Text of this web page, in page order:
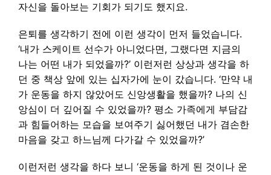
자신을 돌아보는 기회가 되기도 했지요.
은퇴를 생각하기 전에 이런 생각이 먼저 들었습니다.
‘내가 스케이트 선수가 아니었다면, 그랬다면 지금의
나는 어떤 내가 되었을까?’ 이런저런 상상과 생각을 하
던 중 책상 앞에 있는 십자가에 눈이 갔습니다. ‘만약 내
가 운동을 하지 않았어도 신앙생활을 했을까? 나의 신
앙심이 더 깊어질 수 있었을까? 평소 가족에게 부담감
과 힘들어하는 모습을 보여주기 싫어했던 내가 겸손한
마음을 갖고 하느님께 다가갈 수 있었을까?’
이런저런 생각을 하다 보니 ‘운동을 하게 된 것이나 운